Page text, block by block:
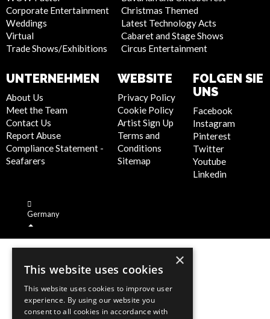
Corporate Entertainment
Weddings
Virtual
Trade Shows/Exhibitions
Christmas Themed
Latest Technology Acts
Cabaret and Stage Shows
Circus Entertainment
UNTERNEHMEN
About Us
Meet the Team
Contact Us
Report Abuse
Compliance Statement -
Seafarers
WEBSITE
Privacy Policy
Cookie Policy
Artist Sign Up
Terms and
Conditions
Sitemap
FOLGEN SIE
UNS
Facebook
Instagram
Pinterest
Twitter
Youtube
Linkedin
Germany
×
This website uses cookies
This website uses cookies to improve user
experience. By using our website you
consent to all cookies in accordance with